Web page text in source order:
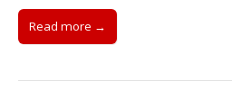
Read more →